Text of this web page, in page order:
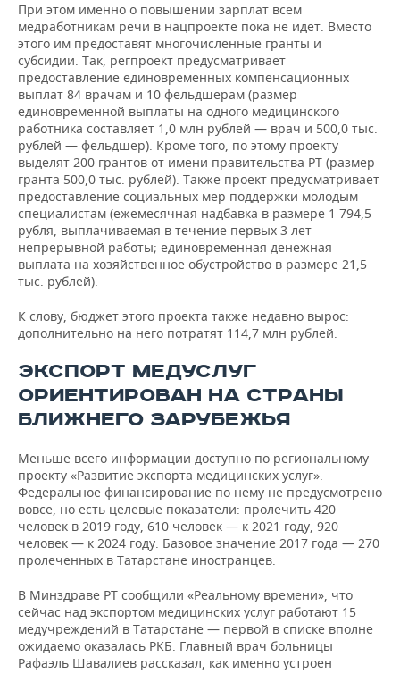
При этом именно о повышении зарплат всем
медработникам речи в нацпроекте пока не идет. Вместо
этого им предоставят многочисленные гранты и
субсидии. Так, регпроект предусматривает
предоставление единовременных компенсационных
выплат 84 врачам и 10 фельдшерам (размер
единовременной выплаты на одного медицинского
работника составляет 1,0 млн рублей — врач и 500,0 тыс.
рублей — фельдшер). Кроме того, по этому проекту
выделят 200 грантов от имени правительства РТ (размер
гранта 500,0 тыс. рублей). Также проект предусматривает
предоставление социальных мер поддержки молодым
специалистам (ежемесячная надбавка в размере 1 794,5
рубля, выплачиваемая в течение первых 3 лет
непрерывной работы; единовременная денежная
выплата на хозяйственное обустройство в размере 21,5
тыс. рублей).
К слову, бюджет этого проекта также недавно вырос:
дополнительно на него потратят 114,7 млн рублей.
ЭКСПОРТ МЕДУСЛУГ
ОРИЕНТИРОВАН НА СТРАНЫ
БЛИЖНЕГО ЗАРУБЕЖЬЯ
Меньше всего информации доступно по региональному
проекту «Развитие экспорта медицинских услуг».
Федеральное финансирование по нему не предусмотрено
вовсе, но есть целевые показатели: пролечить 420
человек в 2019 году, 610 человек — к 2021 году, 920
человек — к 2024 году. Базовое значение 2017 года — 270
пролеченных в Татарстане иностранцев.
В Минздраве РТ сообщили «Реальному времени», что
сейчас над экспортом медицинских услуг работают 15
медучреждений в Татарстане — первой в списке вполне
ожидаемо оказалась РКБ. Главный врач больницы
Рафаэль Шавалиев рассказал, как именно устроен